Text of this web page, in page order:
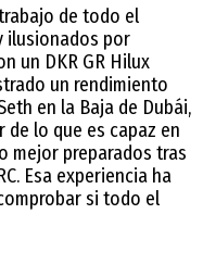
de todo el
ilusionados por
un DKR GR Hilux
un rendimiento
en la Baja de Dubái,
de lo que es capaz en
mejor preparados tras
Esa experiencia ha
si todo el